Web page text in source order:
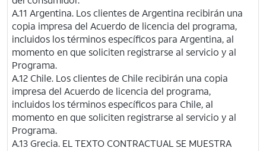
A.11 Argentina. Los clientes de Argentina recibirán una
copia impresa del Acuerdo de licencia del programa,
incluidos los términos específicos para Argentina, al
momento en que soliciten registrarse al servicio y al
Programa.
A.12 Chile. Los clientes de Chile recibirán una copia
impresa del Acuerdo de licencia del programa,
incluidos los términos específicos para Chile, al
momento en que soliciten registrarse al servicio y al
Programa.
A.13 Grecia. EL TEXTO CONTRACTUAL SE MUESTRA